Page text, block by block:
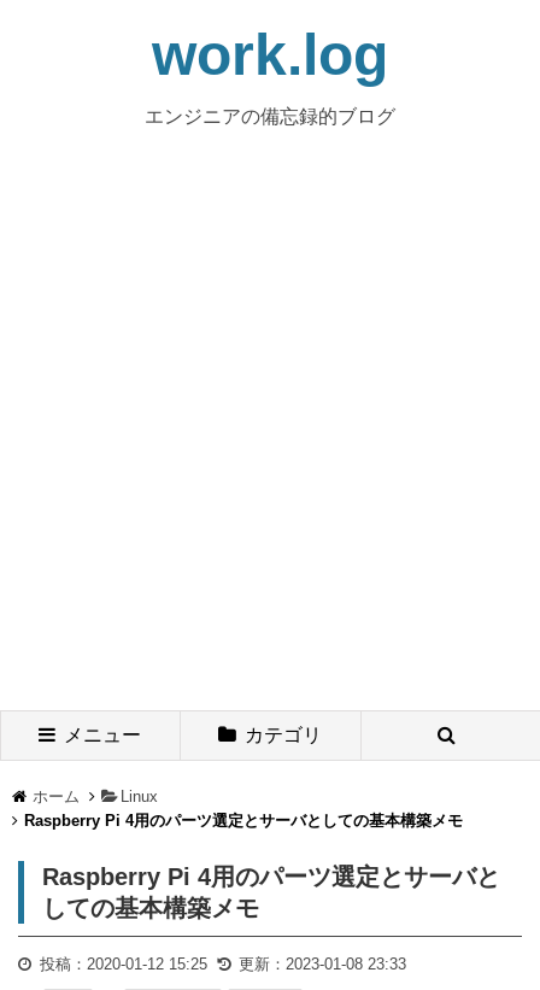
work.log
エンジニアの備忘録的ブログ
メニュー カテゴリ
ホーム
Linux
Raspberry Pi 4用のパーツ選定とサーバとしての基本構築メモ
Raspberry Pi 4用のパーツ選定とサーバと
しての基本構築メモ
投稿： 2020-01-12 15:25 更新： 2023-01-08 23:33